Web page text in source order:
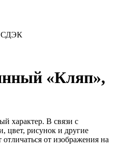
СДЭК
«Кляп»,
характер. В связи с
цвет, рисунок и другие
от изображения на